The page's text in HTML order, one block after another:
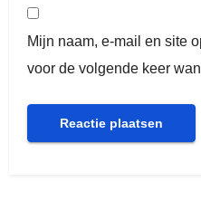
Mijn naam, e-mail en site
voor de volgende keer